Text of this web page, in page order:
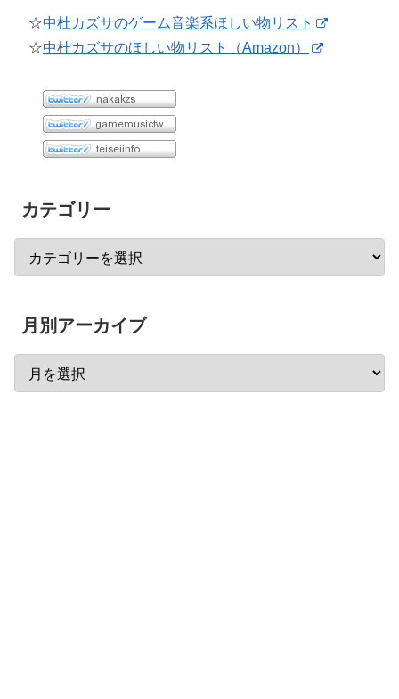
☆中杜カズサのゲーム音楽系ほしい物リスト
☆中杜カズサのほしい物リスト（Amazon）
カテゴリー
月別アーカイブ